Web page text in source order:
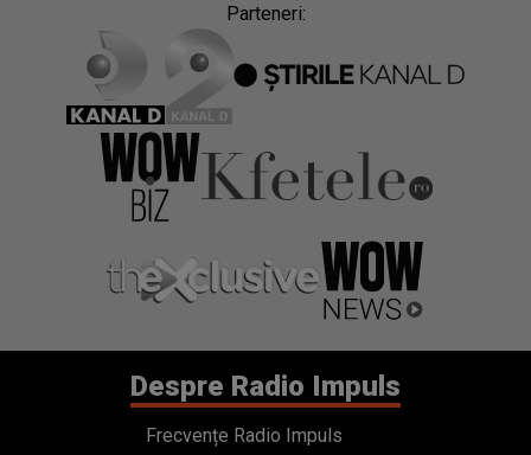
Parteneri:
Despre Radio Impuls
Frecvențe Radio Impuls